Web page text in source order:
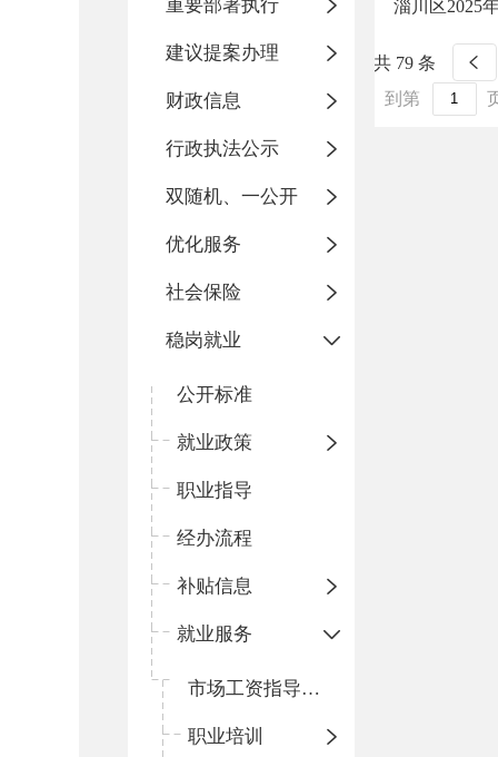
重要部署执行
建议提案办理
财政信息
行政执法公示
双随机、一公开
优化服务
社会保险
稳岗就业
公开标准
就业政策
职业指导
经办流程
补贴信息
就业服务
市场工资指导价位
职业培训
淄川区2025
共 79 条
到第